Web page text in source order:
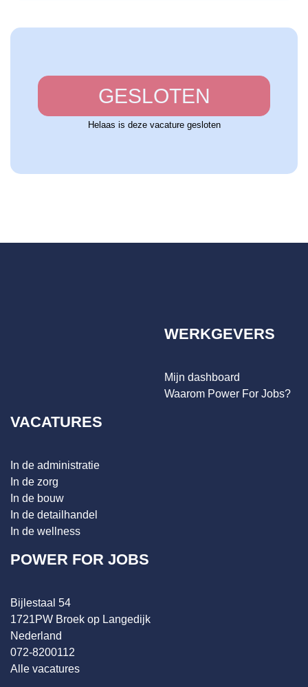
GESLOTEN
Helaas is deze vacature gesloten
WERKGEVERS
Mijn dashboard
Waarom Power For Jobs?
VACATURES
In de administratie
In de zorg
In de bouw
In de detailhandel
In de wellness
POWER FOR JOBS
Bijlestaal 54
1721PW Broek op Langedijk
Nederland
072-8200112
Alle vacatures